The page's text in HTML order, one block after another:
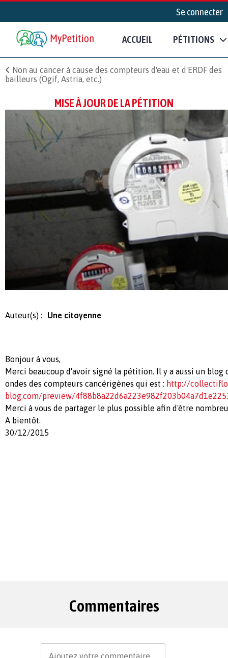
Se connecter
ACCUEIL PÉTITIONS
Non au cancer à cause des compteurs d'eau et d'ERDF des
bailleurs (Ogif, Astria, etc.)
MISE À JOUR DE LA PÉTITION
Auteur(s) : Une citoyenne
Bonjour à vous,
Merci beaucoup d'avoir signé la pétition. Il y a aussi un blog
ondes des compteurs cancérigènes qui est : http://
blog.com/preview/
Merci à vous de partager le plus possible afin d'être
A bientôt.
30/12/2015
Commentaires